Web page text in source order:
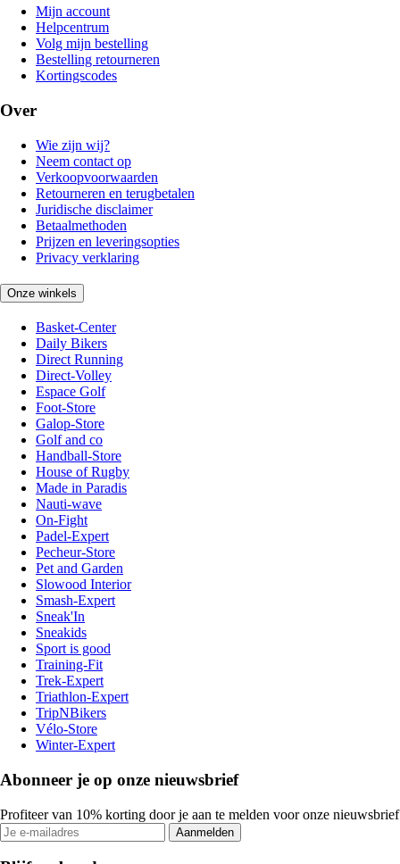
Mijn account
Helpcentrum
Volg mijn bestelling
Bestelling retourneren
Kortingscodes
Over
Wie zijn wij?
Neem contact op
Verkoopvoorwaarden
Retourneren en terugbetalen
Juridische disclaimer
Betaalmethoden
Prijzen en leveringsopties
Privacy verklaring
Onze winkels
Basket-Center
Daily Bikers
Direct Running
Direct-Volley
Espace Golf
Foot-Store
Galop-Store
Golf and co
Handball-Store
House of Rugby
Made in Paradis
Nauti-wave
On-Fight
Padel-Expert
Pecheur-Store
Pet and Garden
Slowood Interior
Smash-Expert
Sneak'In
Sneakids
Sport is good
Training-Fit
Trek-Expert
Triathlon-Expert
TripNBikers
Vélo-Store
Winter-Expert
Abonneer je op onze nieuwsbrief
Profiteer van 10% korting door je aan te melden voor onze nieuwsbrief
Aanmelden